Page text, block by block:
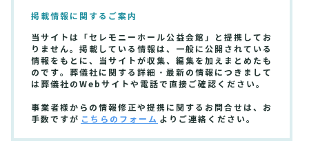
掲載情報に関するご案内
当サイトは「セレモニーホール公益会館」と提携してお
りません。掲載している情報は、一般に公開されている
情報をもとに、当サイトが収集、編集を加えまとめたも
のです。葬儀社に関する詳細・最新の情報につきまして
は葬儀社のWebサイトや電話で直接ご確認ください。
事業者様からの情報修正や提携に関するお問合せは、お
手数ですが こちらのフォーム よりご連絡ください。